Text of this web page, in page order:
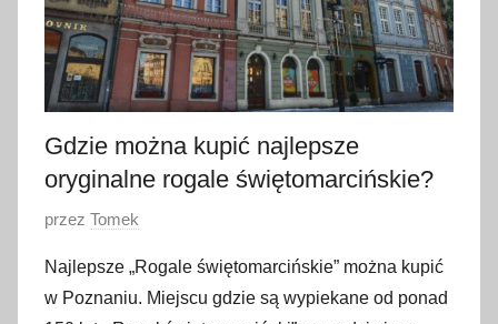
Gdzie można kupić najlepsze
oryginalne rogale świętomarcińskie?
O
u
b
przez Tomek
Najlepsze „Rogale świętomarcińskie” można kupić
w Poznaniu. Miejscu gdzie są wypiekane od ponad